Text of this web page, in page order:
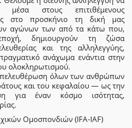
μέσα στους επιτιθέμενους
στο προσκήνιο τη δική μας
αγώνων των από τα κάτω που,
δημιουργούν τη ζώσα
και της αλληλεγγύης,
ανάχωμα ενάντια στην
ολοκληρωτισμού.
όλων των ανθρώπων
και του κεφαλαίου — ως την
για έναν κόσμο ισότητας,
Ομοσπονδιών (IFA-IAF)